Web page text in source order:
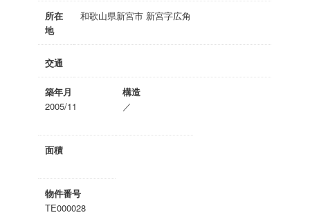
所在
地
和歌山県新宮市 新宮字広角
交通
築年月
2005/11
構造
／
面積
物件番号
TE000028